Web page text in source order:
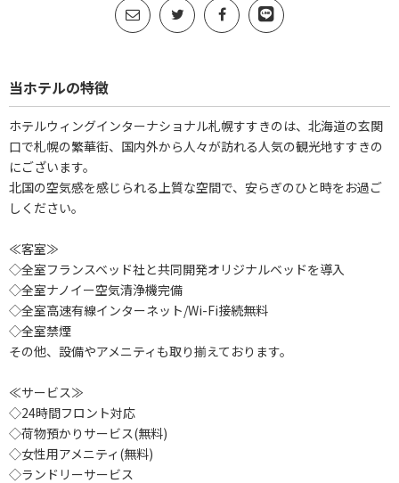
当ホテルの特徴
ホテルウィングインターナショナル札幌すすきのは、北海道の玄関
口で札幌の繁華街、国内外から人々が訪れる人気の観光地すすきの
にございます。
北国の空気感を感じられる上質な空間で、安らぎのひと時をお過ご
しください。
≪客室≫
◇全室フランスベッド社と共同開発オリジナルベッドを導入
◇全室ナノイー空気清浄機完備
◇全室高速有線インターネット/Wi-Fi接続無料
◇全室禁煙
その他、設備やアメニティも取り揃えております。
≪サービス≫
◇24時間フロント対応
◇荷物預かりサービス(無料)
◇女性用アメニティ(無料)
◇ランドリーサービス